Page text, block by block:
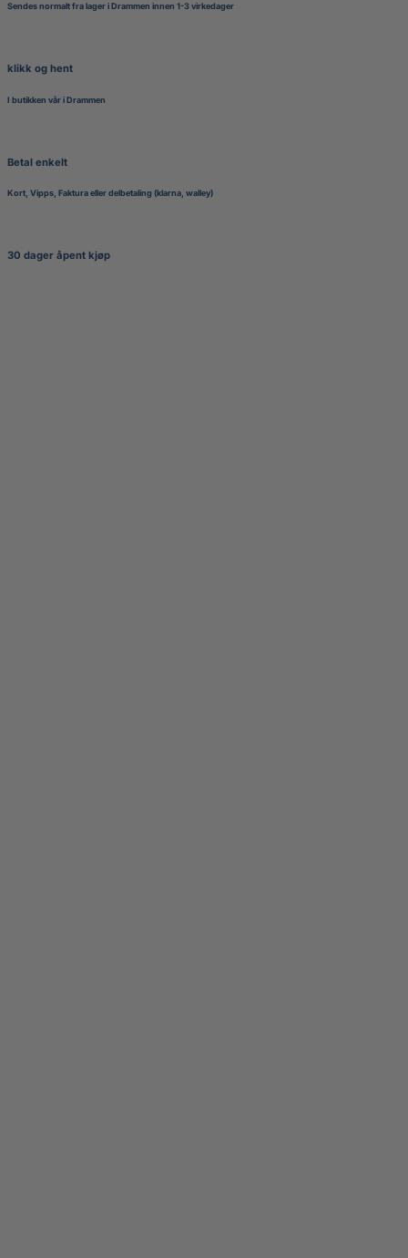
Sendes normalt fra lager i Drammen innen 1-3 virkedager
klikk og hent
I butikken vår i Drammen
Betal enkelt
Kort, Vipps, Faktura eller delbetaling (klarna, walley)
30 dager åpent kjøp